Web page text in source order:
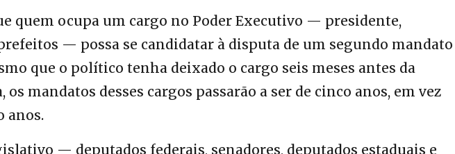
quem ocupa um cargo no Poder Executivo — presidente,
— possa se candidatar à disputa de um segundo mandato
que o político tenha deixado o cargo seis meses antes da
os mandatos desses cargos passarão a ser de cinco anos, em vez
anos.
— deputados federais, senadores, deputados estaduais e